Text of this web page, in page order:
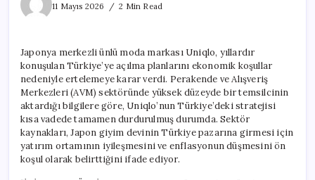
11 Mayıs 2026
2 Min Read
Askıya
Alındı
için
Japonya merkezli ünlü moda markası Uniqlo, yıllardır
konuşulan Türkiye’ye açılma planlarını ekonomik koşullar
nedeniyle ertelemeye karar verdi. Perakende ve Alışveriş
Merkezleri (AVM) sektöründe yüksek düzeyde bir temsilcinin
aktardığı bilgilere göre, Uniqlo’nun Türkiye’deki stratejisi
kısa vadede tamamen durdurulmuş durumda. Sektör
kaynakları, Japon giyim devinin Türkiye pazarına girmesi için
yatırım ortamının iyileşmesini ve enflasyonun düşmesini ön
koşul olarak belirttiğini ifade ediyor.